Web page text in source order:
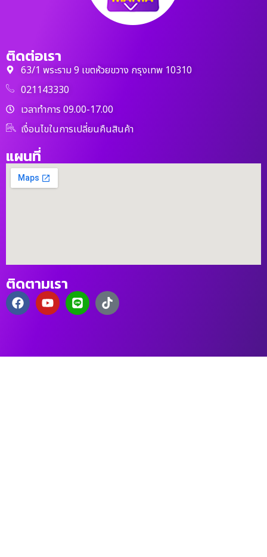
ติดต่อเรา
63/1 พระราม 9 เขตห้วยขวาง กรุงเทพ 10310
021143330
เวลาทำการ 09.00-17.00
เงื่อนไขในการเปลี่ยนคืนสินค้า
แผนที่
ติดตามเรา